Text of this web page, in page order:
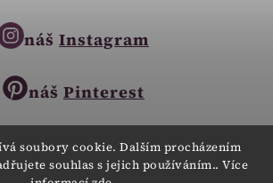
soubory cookie. Dalším procházením
souhlas s jejich používáním.. Více
náš Instagram
náš Pinterest
Copyright © 2023